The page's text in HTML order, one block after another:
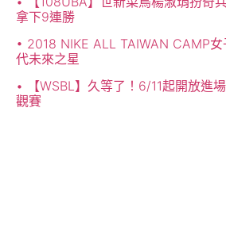
拿下9連勝
2018 NIKE ALL TAIWAN CAMP
代未來之星
【WSBL】久等了！6/11起開放
觀賽